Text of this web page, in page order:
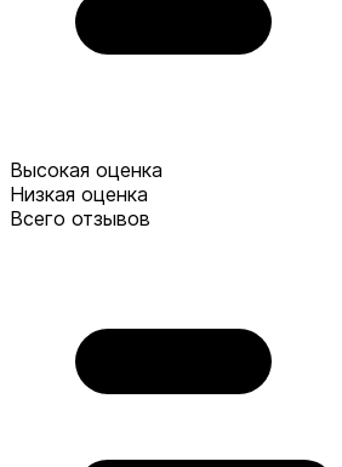
Высокая оценка
Низкая оценка
Всего отзывов